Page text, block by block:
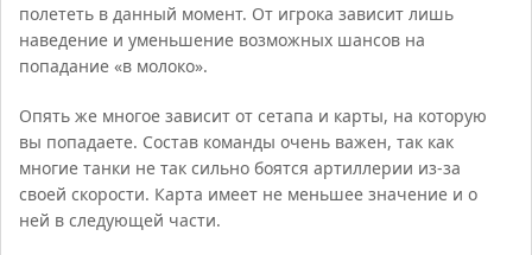
полететь в данный момент. От игрока зависит лишь
наведение и уменьшение возможных шансов на
попадание «в молоко».
Опять же многое зависит от сетапа и карты, на которую
вы попадаете. Состав команды очень важен, так как
многие танки не так сильно боятся артиллерии из-за
своей скорости. Карта имеет не меньшее значение и о
ней в следующей части.